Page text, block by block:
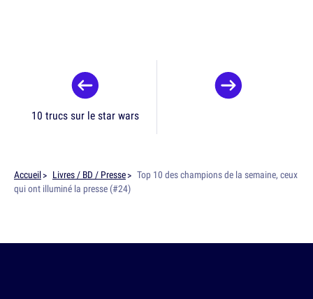
10 trucs sur le star wars
Accueil Livres / BD / Presse
Top 10 des champions de la semaine, ceux
qui ont illuminé la presse (#24)